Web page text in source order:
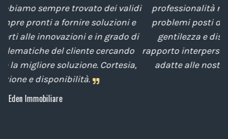
professionalità nella soluzione tempestiva dei
problemi posti da noi nel corso degli anni, con
gentilezza e disponibilità nella gestione del
rapporto interpersonale, con competenze tecniche
adatte alle nostre esigenze sempre attenti al
cliente.